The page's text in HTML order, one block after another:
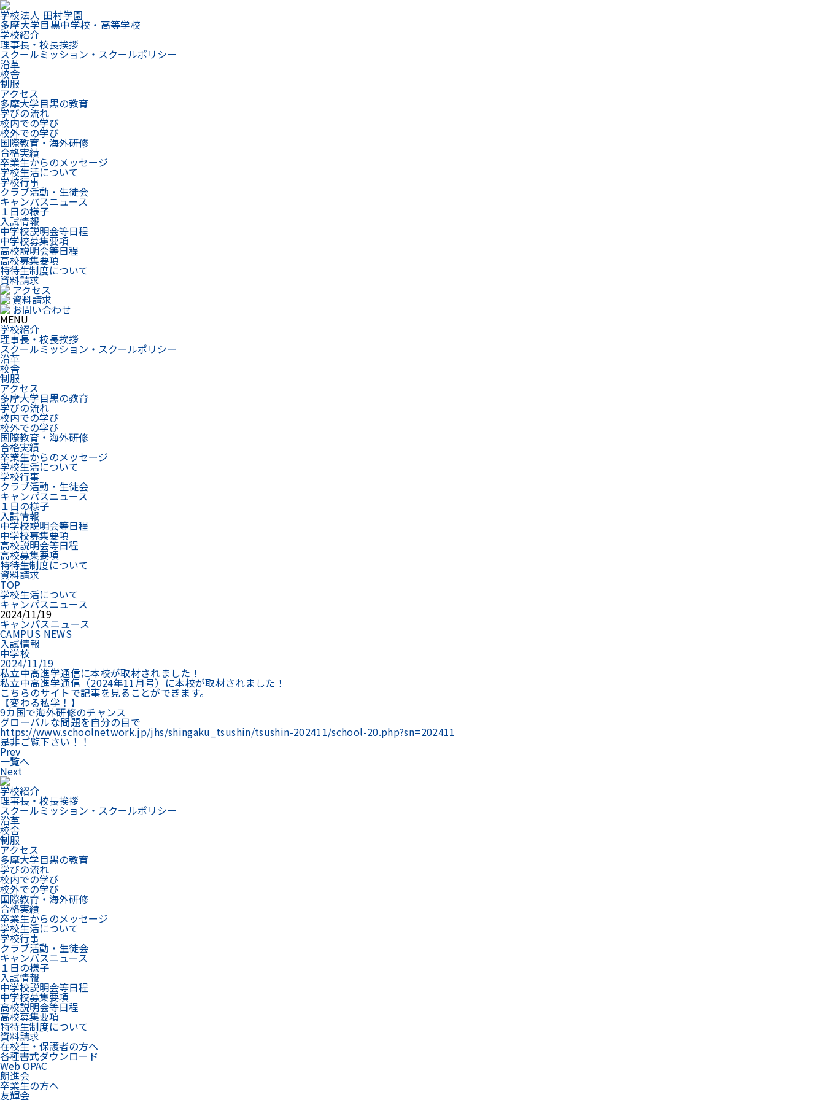
学校法人 田村学園
多摩大学目黒中学校・高等学校
学校紹介
理事長・校長挨拶
スクールミッション・スクールポリシー
沿革
校舎
制服
アクセス
多摩大学目黒の教育
学びの流れ
校内での学び
校外での学び
国際教育・海外研修
合格実績
卒業生からのメッセージ
学校生活について
学校行事
クラブ活動・生徒会
キャンパスニュース
１日の様子
入試情報
中学校説明会等日程
中学校募集要項
高校説明会等日程
高校募集要項
特待生制度について
資料請求
アクセス
資料請求
お問い合わせ
MENU
学校紹介
理事長・校長挨拶
スクールミッション・スクールポリシー
沿革
校舎
制服
アクセス
多摩大学目黒の教育
学びの流れ
校内での学び
校外での学び
国際教育・海外研修
合格実績
卒業生からのメッセージ
学校生活について
学校行事
クラブ活動・生徒会
キャンパスニュース
１日の様子
入試情報
中学校説明会等日程
中学校募集要項
高校説明会等日程
高校募集要項
特待生制度について
資料請求
TOP
学校生活について
キャンパスニュース
2024/11/19
キャンパスニュース
CAMPUS NEWS
入試情報
中学校
2024/11/19
私立中高進学通信に本校が取材されました！
私立中高進学通信（2024年11月号）に本校が取材されました！
こちらのサイトで記事を見ることができます。
【変わる私学！】
9カ国で海外研修のチャンス
グローバルな問題を自分の目で
https://www.schoolnetwork.jp/jhs/shingaku_tsushin/tsushin-202411/school-20.php?sn=202411
是非ご覧下さい！！
Prev
一覧へ
Next
学校紹介
理事長・校長挨拶
スクールミッション・スクールポリシー
沿革
校舎
制服
アクセス
多摩大学目黒の教育
学びの流れ
校内での学び
校外での学び
国際教育・海外研修
合格実績
卒業生からのメッセージ
学校生活について
学校行事
クラブ活動・生徒会
キャンパスニュース
１日の様子
入試情報
中学校説明会等日程
中学校募集要項
高校説明会等日程
高校募集要項
特待生制度について
資料請求
在校生・保護者の方へ
各種書式ダウンロード
Web OPAC
朗進会
卒業生の方へ
友輝会